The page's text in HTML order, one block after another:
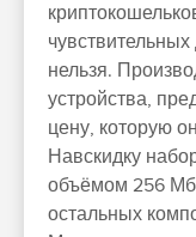
нельзя.
устройства,
цену, которую
Навскидку
объёмом 256
остальных